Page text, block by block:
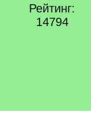
Рейтинг:
14794